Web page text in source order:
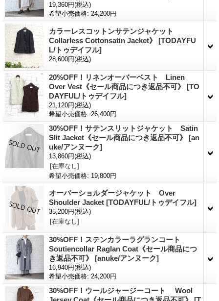
19,360円(税込)
希望小売価格: 24,200円
カラーレスコットンサテンジャケット
Collarless Cottonsatin Jacket》 [TODAYFU
L/トゥデイフル]
28,600円(税込)
20%OFF！リネンオーバーベスト Linen
Over Vest《セール商品につき返品不可》 [TO
DAYFUL/トゥデイフル]
21,120円(税込)
希望小売価格: 26,400円
30%OFF！サテンスリットジャケット Satin
Slit Jacket《セール商品につき返品不可》 [an
uke/アンヌーク]
13,860円(税込)
[在庫なし]
希望小売価格: 19,800円
オーバーショルダージャケット Over
Shoulder Jacket [TODAYFUL/トゥデイフル]
35,200円(税込)
[在庫なし]
30%OFF！ステンカラーラグランコート
Soutiencollar Raglan Coat《セール商品につ
き返品不可》 [anuke/アンヌーク]
16,940円(税込)
希望小売価格: 24,200円
30%OFF！ウールジャージーコート Wool